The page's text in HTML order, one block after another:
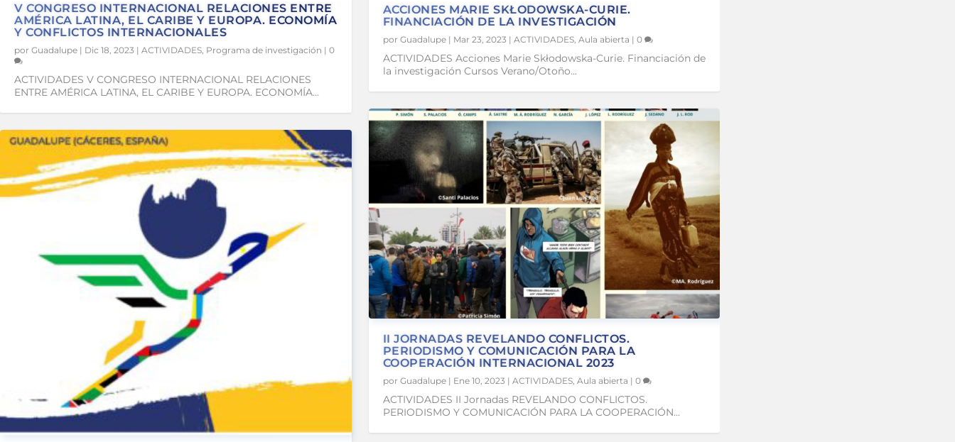
V CONGRESO INTERNACIONAL RELACIONES ENTRE
AMÉRICA LATINA, EL CARIBE Y EUROPA. ECONOMÍA
Y CONFLICTOS INTERNACIONALES
por Guadalupe | Dic 18, 2023 | ACTIVIDADES Programa de investigación | 0
ACTIVIDADES V CONGRESO INTERNACIONAL RELACIONES
ENTRE AMÉRICA LATINA, EL CARIBE Y EUROPA. ECONOMÍA...
ACCIONES MARIE SKŁODOWSKA-CURIE.
FINANCIACIÓN DE LA INVESTIGACIÓN
por Guadalupe| Mar 23, 2023 | ACTIVIDADES, Aula abierta | 0
ACTIVIDADES Acciones Marie Skłodowska-Curie. Financiación de
la investigación Cursos Verano/Otoño...
II JORNADAS REVELANDO CONFLICTOS.
PERIODISMO Y COMUNICACIÓN PARA LA
COOPERACIÓN INTERNACIONAL 2023
por Guadalupe| Ene 10, 2023 | ACTIVIDADES, Aula abierta | 0
ACTIVIDADES II Jornadas REVELANDO CONFLICTOS.
PERIODISMO Y COMUNICACIÓN PARA LA COOPERACIÓN...